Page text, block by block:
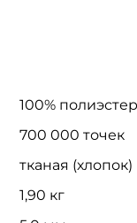
100% полиэстер
700 000 точек
тканая (хлопок)
1,90 кг